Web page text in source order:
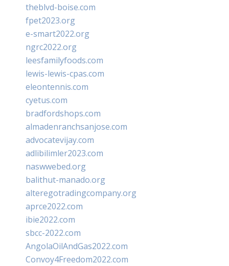
theblvd-boise.com
fpet2023.org
e-smart2022.org
ngrc2022.org
leesfamilyfoods.com
lewis-lewis-cpas.com
eleontennis.com
cyetus.com
bradfordshops.com
almadenranchsanjose.com
advocatevijay.com
adlibilimler2023.com
naswwebed.org
balithut-manado.org
alteregotradingcompany.org
aprce2022.com
ibie2022.com
sbcc-2022.com
AngolaOilAndGas2022.com
Convoy4Freedom2022.com